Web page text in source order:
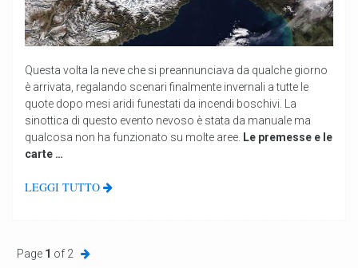
Questa volta la neve che si preannunciava da qualche giorno
è arrivata, regalando scenari finalmente invernali a tutte le
quote dopo mesi aridi funestati da incendi boschivi. La
sinottica di questo evento nevoso è stata da manuale ma
qualcosa non ha funzionato su molte aree. Le premesse e le
carte …
LEGGI TUTTO
Page 1 of 2